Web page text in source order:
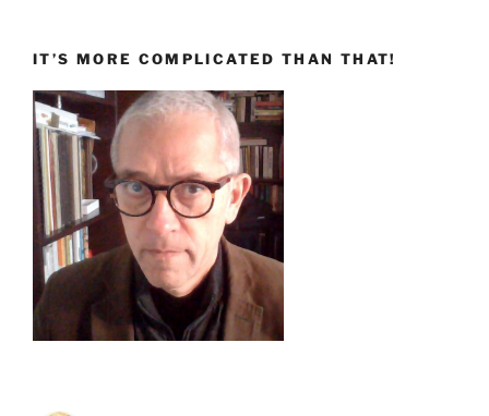
IT’S MORE COMPLICATED THAN THAT!